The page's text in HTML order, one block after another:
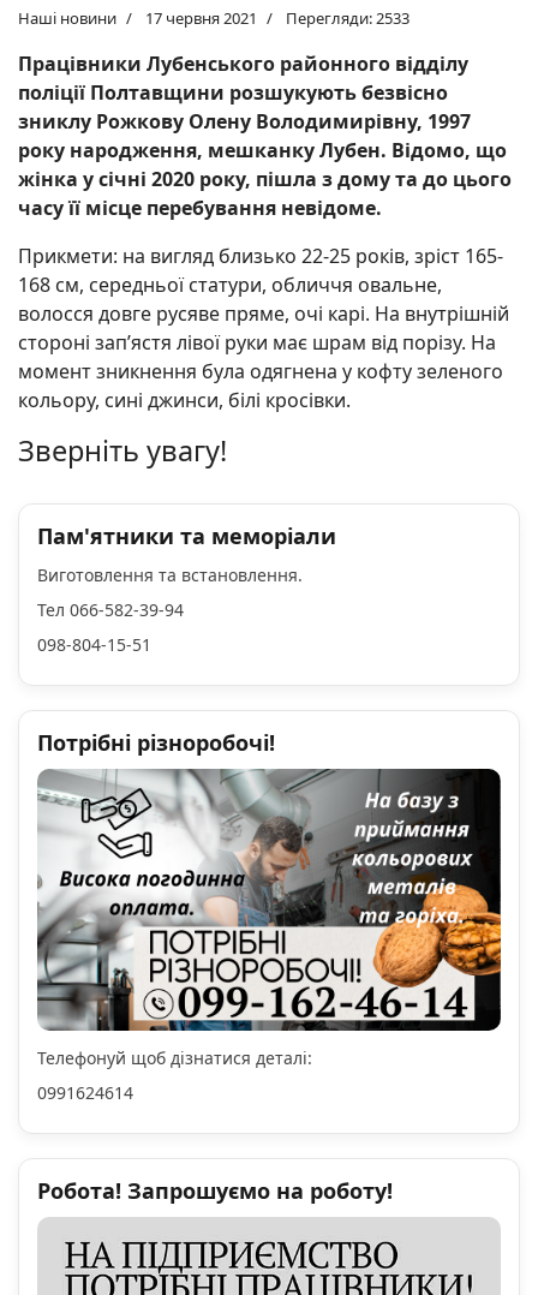
Наші новини 17 червня 2021 Перегляди: 2533
Працівники Лубенського районного відділу
поліції Полтавщини розшукують безвісно
зниклу Рожкову Олену Володимирівну, 1997
року народження, мешканку Лубен. Відомо, що
жінка у січні 2020 року, пішла з дому та до цього
часу її місце перебування невідоме.
Прикмети: на вигляд близько 22-25 років, зріст 165-
168 см, середньої статури, обличчя овальне,
волосся довге русяве пряме, очі карі. На внутрішній
стороні зап’ястя лівої руки має шрам від порізу. На
момент зникнення була одягнена у кофту зеленого
кольору, сині джинси, білі кросівки.
Зверніть увагу!
Пам'ятники та меморіали
Виготовлення та встановлення.
Тел 066-582-39-94
098-804-15-51
Потрібні різноробочі!
Телефонуй щоб дізнатися деталі:
0991624614
Робота! Запрошуємо на роботу!